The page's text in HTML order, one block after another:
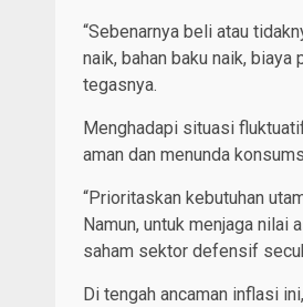
“Sebenarnya beli atau
naik, bahan baku naik,
tegasnya.
Menghadapi situasi
aman dan menunda
“Prioritaskan kebutuhan
Namun, untuk menjaga nilai
saham sektor defensif
Di tengah ancaman inflasi